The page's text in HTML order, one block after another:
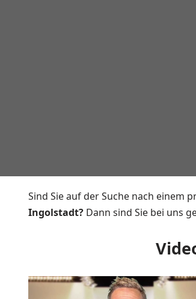
Sind Sie auf der Suche nach einem
Ingolstadt? Dann sind Sie bei uns